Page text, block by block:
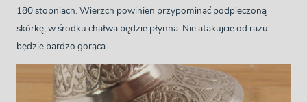
180 stopniach. Wierzch powinien przypominać podpieczoną
skórkę, w środku chałwa będzie płynna. Nie atakujcie od razu –
będzie bardzo gorąca.